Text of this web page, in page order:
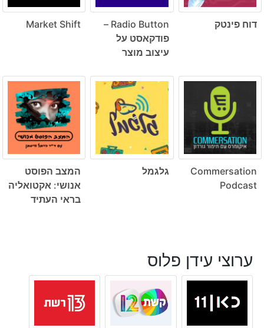
דוח פינטק
Radio Button –
פודקאסט על
עיצוב מוצר
Market Shift
Commersation
Podcast
גלגמל
המצב הפוסט
אנושי: אקטואליה
בראי העתיד
ערוצי עידן פלוס